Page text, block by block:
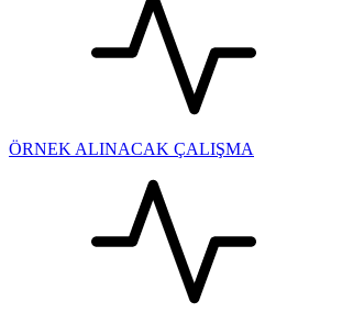
ÖRNEK ALINACAK ÇALIŞMA